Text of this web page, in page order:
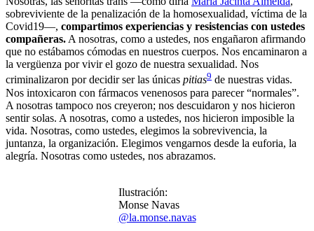
sobreviviente de la penalización de la homosexualidad, víctima de la
Covid19—, compartimos experiencias y resistencias con ustedes
compañeras. A nosotras, como a ustedes, nos engañaron afirmando
que no estábamos cómodas en nuestros cuerpos. Nos encaminaron a
la vergüenza por vivir el gozo de nuestra sexualidad. Nos
criminalizaron por decidir ser las únicas pitias9 de nuestras vidas.
Nos intoxicaron con fármacos venenosos para parecer “normales”.
A nosotras tampoco nos creyeron; nos descuidaron y nos hicieron
sentir solas. A nosotras, como a ustedes, nos hicieron imposible la
vida. Nosotras, como ustedes, elegimos la sobrevivencia, la
juntanza, la organización. Elegimos vengarnos desde la euforia, la
alegría. Nosotras como ustedes, nos abrazamos.
Ilustración:
Monse Navas
@la.monse.navas